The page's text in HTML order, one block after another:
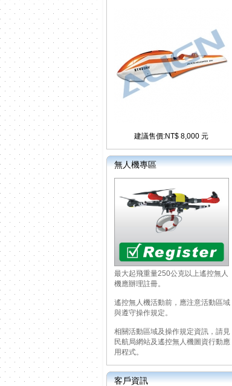
建議售價:NT$ 8,000 元
無人機專區
最大起飛重量250公克以上遙控無人
機應辦理註冊。
遙控無人機活動前，應注意活動區域
與遵守操作規定。
相關活動區域及操作規定資訊，請見
民航局網站及遙控無人機圖資行動應
用程式。
客戶資訊